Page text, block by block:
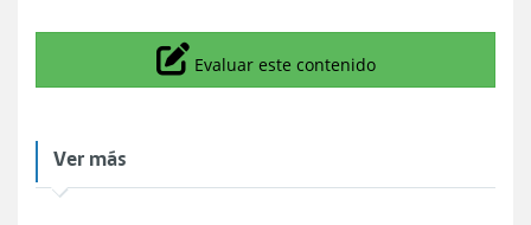
Icono
Evaluar este contenido
Ver más